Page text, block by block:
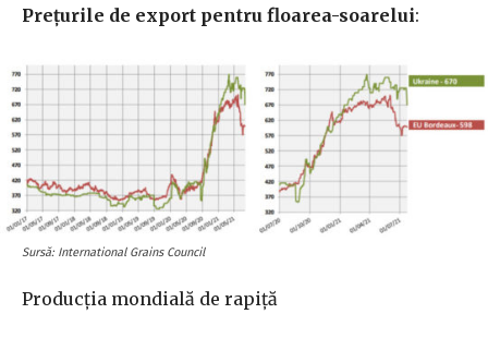
Prețurile de export pentru floarea-soarelui:
Sursă: International Grains Council
Producția mondială de rapiță